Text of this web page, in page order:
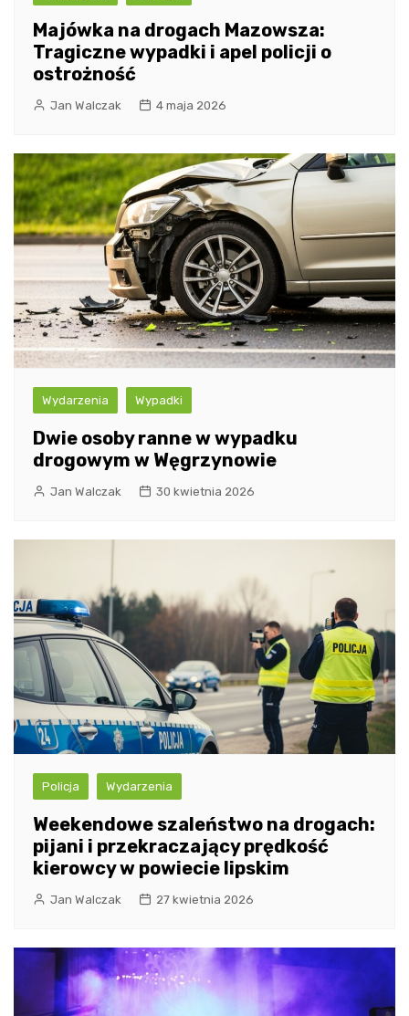
Majówka na drogach Mazowsza:
Tragiczne wypadki i apel policji o
ostrożność
Jan Walczak 4 maja 2026
Wydarzenia Wypadki
Dwie osoby ranne w wypadku
drogowym w Węgrzynowie
Jan Walczak 30 kwietnia 2026
Policja Wydarzenia
Weekendowe szaleństwo na drogach:
pijani i przekraczający prędkość
kierowcy w powiecie lipskim
Jan Walczak 27 kwietnia 2026